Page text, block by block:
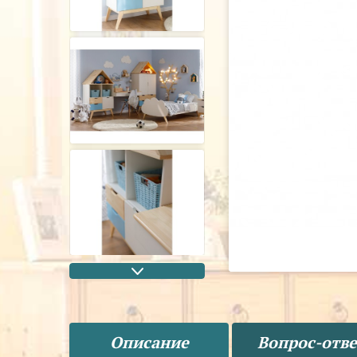
Описание Вопрос-